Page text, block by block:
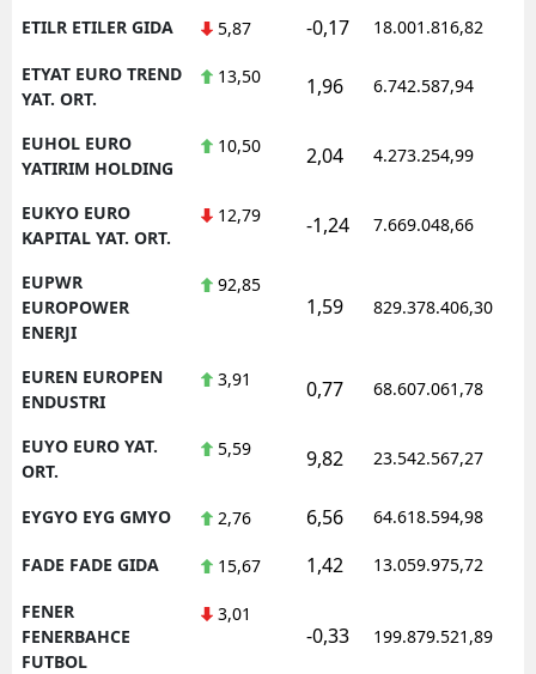
ETILR ETILER GIDA 5,87 -0,17 18.001.816,82
ETYAT EURO TREND
YAT. ORT.
13,50 1,96 6.742.587,94
EUHOL EURO
YATIRIM HOLDING
10,50 2,04 4.273.254,99
EUKYO EURO
KAPITAL YAT. ORT.
12,79 -1,24 7.669.048,66
EUPWR
EUROPOWER
ENERJI
92,85
1,59 829.378.406,30
EUREN EUROPEN
ENDUSTRI
3,91 0,77 68.607.061,78
EUYO EURO YAT.
ORT.
5,59 9,82 23.542.567,27
EYGYO EYG GMYO 2,76 6,56 64.618.594,98
FADE FADE GIDA 15,67 1,42 13.059.975,72
FENER
FENERBAHCE
FUTBOL
3,01
-0,33 199.879.521,89